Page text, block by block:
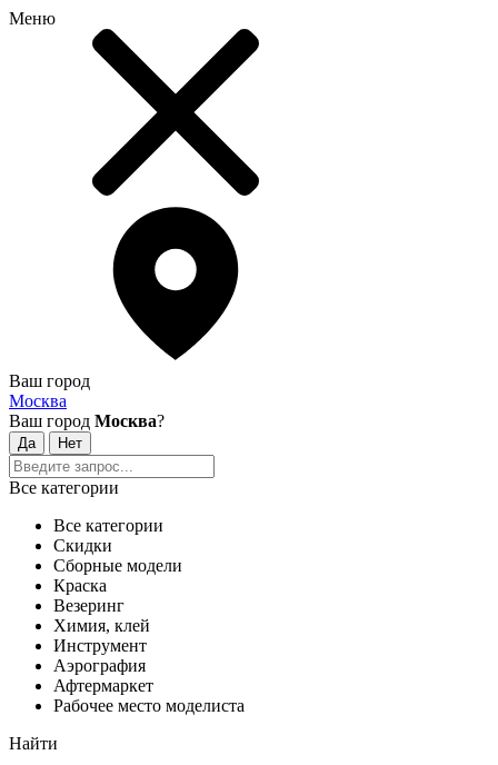
Меню
Ваш город
Москва
Ваш город Москва?
Все категории
Все категории
Скидки
Сборные модели
Краска
Везеринг
Химия, клей
Инструмент
Аэрография
Афтермаркет
Рабочее место моделиста
Найти